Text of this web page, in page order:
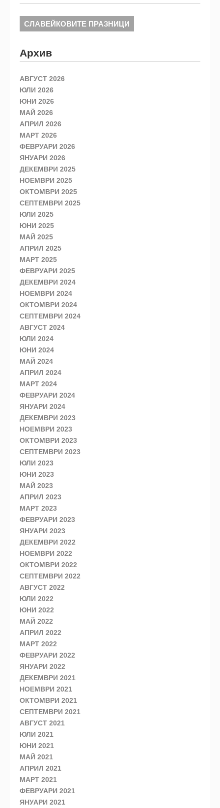
СЛАВЕЙКОВИТЕ ПРАЗНИЦИ
Архив
АВГУСТ 2026
ЮЛИ 2026
ЮНИ 2026
МАЙ 2026
АПРИЛ 2026
МАРТ 2026
ФЕВРУАРИ 2026
ЯНУАРИ 2026
ДЕКЕМВРИ 2025
НОЕМВРИ 2025
ОКТОМВРИ 2025
СЕПТЕМВРИ 2025
ЮЛИ 2025
ЮНИ 2025
МАЙ 2025
АПРИЛ 2025
МАРТ 2025
ФЕВРУАРИ 2025
ДЕКЕМВРИ 2024
НОЕМВРИ 2024
ОКТОМВРИ 2024
СЕПТЕМВРИ 2024
АВГУСТ 2024
ЮЛИ 2024
ЮНИ 2024
МАЙ 2024
АПРИЛ 2024
МАРТ 2024
ФЕВРУАРИ 2024
ЯНУАРИ 2024
ДЕКЕМВРИ 2023
НОЕМВРИ 2023
ОКТОМВРИ 2023
СЕПТЕМВРИ 2023
ЮЛИ 2023
ЮНИ 2023
МАЙ 2023
АПРИЛ 2023
МАРТ 2023
ФЕВРУАРИ 2023
ЯНУАРИ 2023
ДЕКЕМВРИ 2022
НОЕМВРИ 2022
ОКТОМВРИ 2022
СЕПТЕМВРИ 2022
АВГУСТ 2022
ЮЛИ 2022
ЮНИ 2022
МАЙ 2022
АПРИЛ 2022
МАРТ 2022
ФЕВРУАРИ 2022
ЯНУАРИ 2022
ДЕКЕМВРИ 2021
НОЕМВРИ 2021
ОКТОМВРИ 2021
СЕПТЕМВРИ 2021
АВГУСТ 2021
ЮЛИ 2021
ЮНИ 2021
МАЙ 2021
АПРИЛ 2021
МАРТ 2021
ФЕВРУАРИ 2021
ЯНУАРИ 2021